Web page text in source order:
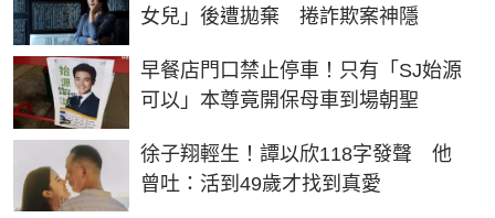
女兒」後遭拋棄 捲詐欺案神隱
早餐店門口禁止停車！只有「SJ始源
可以」本尊竟開保母車到場朝聖
徐子翔輕生！譚以欣118字發聲 他
曾吐：活到49歲才找到真愛